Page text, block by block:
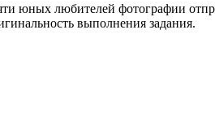
юных любителей фотографии
выполнения задания.